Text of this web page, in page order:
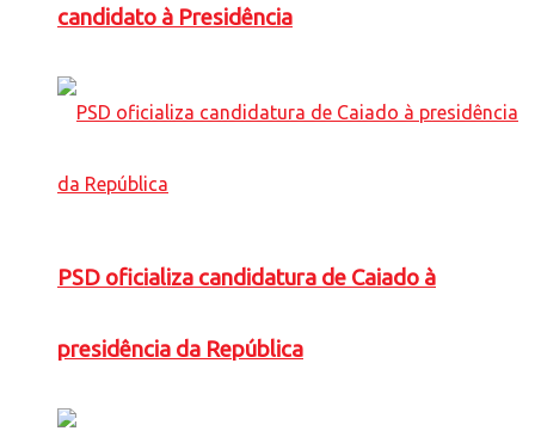
candidato à Presidência
PSD oficializa candidatura de Caiado à
presidência da República